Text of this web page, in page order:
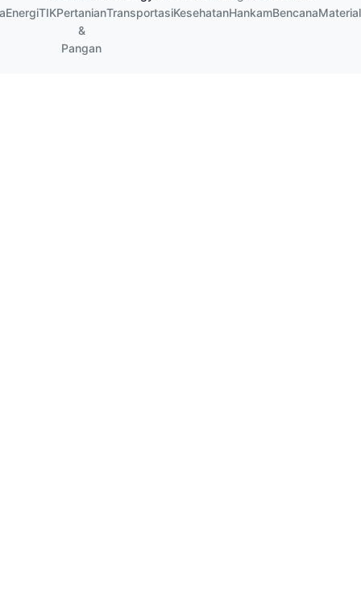
EnergiTIKPertanian
&
Pangan
TransportasiKesehatanHankamBencanaMaterial